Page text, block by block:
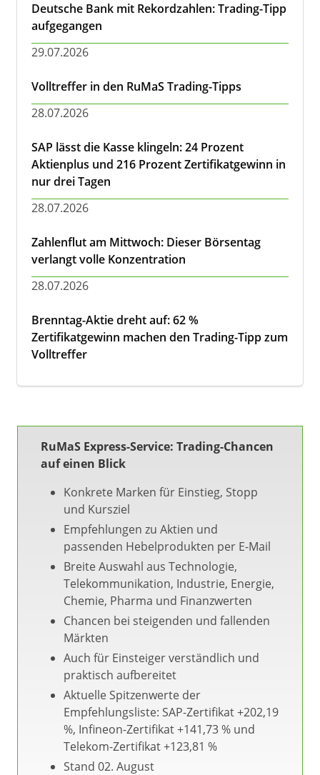
Deutsche Bank mit Rekordzahlen: Trading-Tipp
aufgegangen
29.07.2026
Volltreffer in den RuMaS Trading-Tipps
28.07.2026
SAP lässt die Kasse klingeln: 24 Prozent
Aktienplus und 216 Prozent Zertifikatgewinn in
nur drei Tagen
28.07.2026
Zahlenflut am Mittwoch: Dieser Börsentag
verlangt volle Konzentration
28.07.2026
Brenntag-Aktie dreht auf: 62 %
Zertifikatgewinn machen den Trading-Tipp zum
Volltreffer
RuMaS Express-Service: Trading-Chancen
auf einen Blick
Konkrete Marken für Einstieg, Stopp
und Kursziel
Empfehlungen zu Aktien und
passenden Hebelprodukten per E-Mail
Breite Auswahl aus Technologie,
Telekommunikation, Industrie, Energie,
Chemie, Pharma und Finanzwerten
Chancen bei steigenden und fallenden
Märkten
Auch für Einsteiger verständlich und
praktisch aufbereitet
Aktuelle Spitzenwerte der
Empfehlungsliste: SAP-Zertifikat +202,19
%, Infineon-Zertifikat +141,73 % und
Telekom-Zertifikat +123,81 %
Stand 02. August